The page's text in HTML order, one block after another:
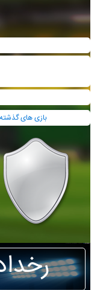
بازی های